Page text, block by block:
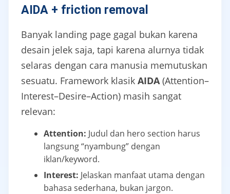
AIDA + friction removal
Banyak landing page gagal bukan karena
desain jelek saja, tapi karena alurnya tidak
selaras dengan cara manusia memutuskan
sesuatu. Framework klasik AIDA(Attention–
Interest–Desire–Action) masih sangat
relevan:
Attention: Judul dan hero section harus
langsung “nyambung” dengan
iklan/keyword.
Interest: Jelaskan manfaat utama dengan
bahasa sederhana, bukan jargon.